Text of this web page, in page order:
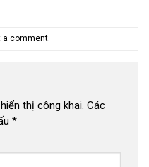
a comment.
thị công khai. Các
*